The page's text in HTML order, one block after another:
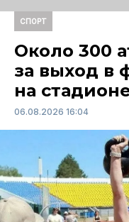
СПОРТ
Около 300
за выход в
на
06.08.2026 16:04